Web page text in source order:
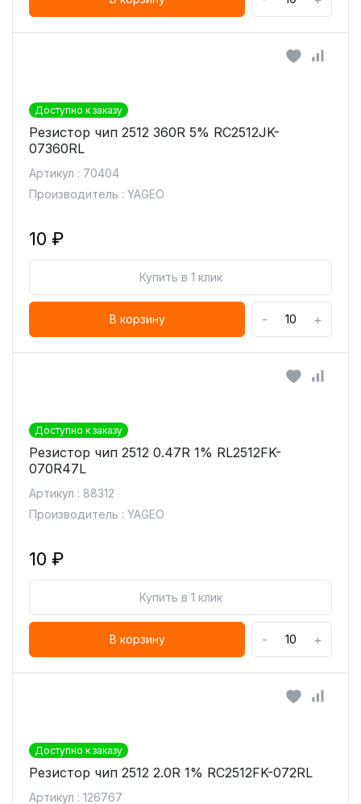
Доступно к заказу
Резистор чип 2512 360R 5% RC2512JK-
07360RL
Артикул : 70404
Производитель : YAGEO
10 ₽
Купить в 1 клик
В корзину - +
Доступно к заказу
Резистор чип 2512 0.47R 1% RL2512FK-
070R47L
Артикул : 88312
Производитель : YAGEO
10 ₽
Купить в 1 клик
В корзину - +
Доступно к заказу
Резистор чип 2512 2.0R 1% RC2512FK-072RL
Артикул : 126767